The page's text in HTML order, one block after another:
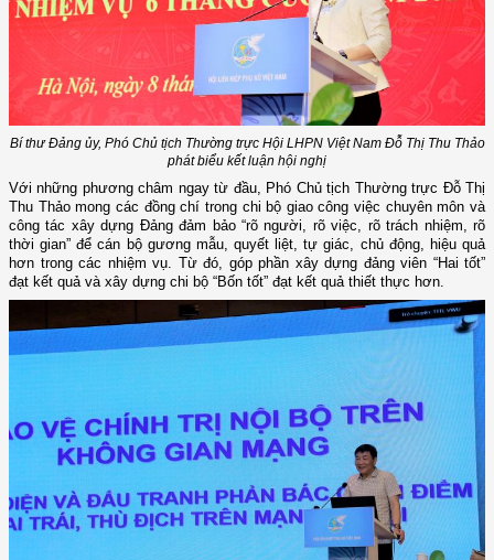
Bí thư Đảng ủy, Phó Chủ tịch Thường trực Hội LHPN Việt Nam Đỗ Thị Thu Thảo
phát biểu kết luận hội nghị
Với những phương châm ngay từ đầu, Phó Chủ tịch Thường trực Đỗ Thị
Thu Thảo mong các đồng chí trong chi bộ giao công việc chuyên môn và
công tác xây dựng Đảng đảm bảo “rõ người, rõ việc, rõ trách nhiệm, rõ
thời gian” để cán bộ gương mẫu, quyết liệt, tự giác, chủ động, hiệu quả
hơn trong các nhiệm vụ. Từ đó, góp phần xây dựng đảng viên “Hai tốt”
đạt kết quả và xây dựng chi bộ “Bốn tốt” đạt kết quả thiết thực hơn.